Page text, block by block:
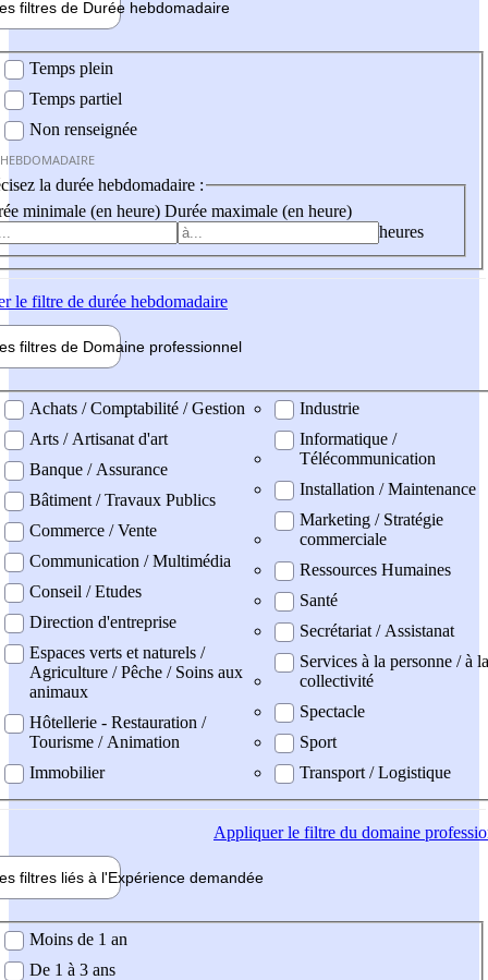
filtres de Durée hebdomadaire
Temps plein
Temps partiel
Non renseignée
la durée hebdomadaire :
minimale (en heure) Durée maximale (en heure)
heures
le filtre de durée hebdomadaire
filtres de Domaine professionnel
professionel
Achats / Comptabilité / Gestion
Arts / Artisanat d'art
Banque / Assurance
Bâtiment / Travaux Publics
Commerce / Vente
Communication / Multimédia
Conseil / Etudes
Direction d'entreprise
Espaces verts et naturels /
Agriculture / Pêche / Soins aux
animaux
Hôtellerie - Restauration /
Tourisme / Animation
Immobilier
Industrie
Informatique /
Télécommunication
Installation / Maintenance
Marketing / Stratégie
commerciale
Ressources Humaines
Santé
Secrétariat / Assistanat
Services à la personne / à la
collectivité
Spectacle
Sport
Transport / Logistique
Appliquerle filtre du domaine
filtres liés à l'Expérience demandée
demandée
Moins de 1 an
De 1 à 3 ans